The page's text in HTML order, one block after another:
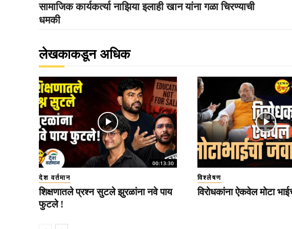
सामाजिक कार्यकर्त्या नाझिया इलाही खान यांना गळा चिरण्याची
धमकी
लेखकाकडून अधिक
00:13:30
देश वर्तमान
शिक्षणातले प्रश्न सुटले झुरळांना नवे पाय
फुटले !
विश्लेषण
विरोधकांना ऐकवेल मोटा